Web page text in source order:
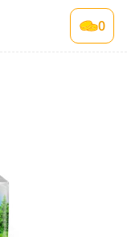
0
82,5% 180 гр.,